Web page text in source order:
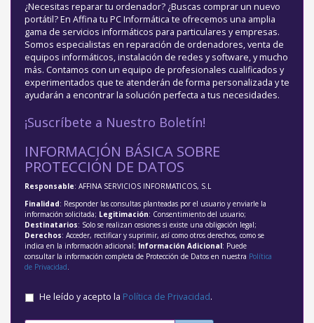
¿Necesitas reparar tu ordenador? ¿Buscas comprar un nuevo
portátil? En Affina tu PC Informática te ofrecemos una amplia
gama de servicios informáticos para particulares y empresas.
Somos especialistas en reparación de ordenadores, venta de
equipos informáticos, instalación de redes y software, y mucho
más. Contamos con un equipo de profesionales cualificados y
experimentados que te atenderán de forma personalizada y te
ayudarán a encontrar la solución perfecta a tus necesidades.
¡Suscríbete a Nuestro Boletín!
INFORMACIÓN BÁSICA SOBRE
PROTECCIÓN DE DATOS
Responsable: AFFINA SERVICIOS INFORMATICOS, S.L
Finalidad: Responder las consultas planteadas por el usuario y enviarle la
información solicitada; Legitimación: Consentimiento del usuario;
Destinatarios: Solo se realizan cesiones si existe una obligación legal;
Derechos: Acceder, rectificar y suprimir, así como otros derechos, como se
indica en la información adicional; Información Adicional: Puede
consultar la información completa de Protección de Datos en nuestra Política
de Privacidad.
He leído y acepto la Política de Privacidad.